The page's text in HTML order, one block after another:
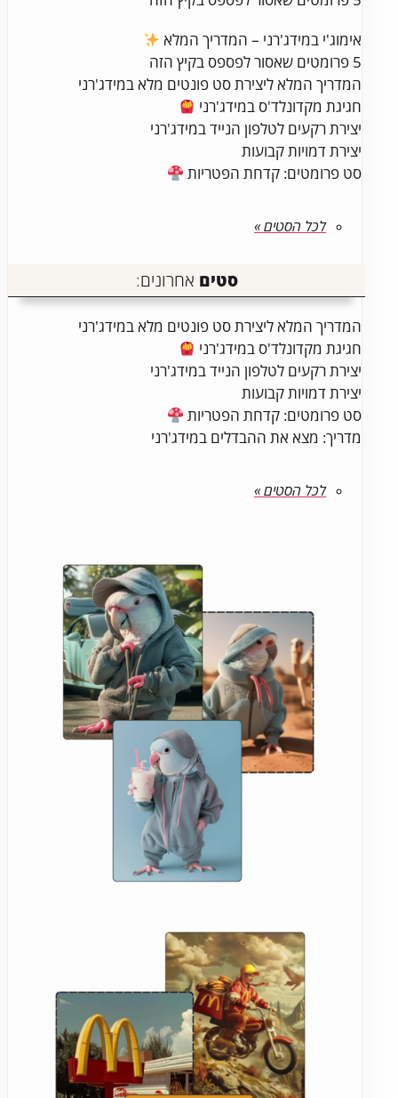
אימוג'י במידג'רני – המדריך המלא
המדריך המלא ליצירת סט פונטים מלא במידג'רני
חגיגת מקדונלד'ס במידג'רני
יצירת רקעים לטלפון הנייד במידג'רני
יצירת דמויות קבועות
סט פרומטים: קדחת הפטריות
לכל הסטים »
סטיםאחרונים:
המדריך המלא ליצירת סט פונטים מלא במידג'רני
חגיגת מקדונלד'ס במידג'רני
יצירת רקעים לטלפון הנייד במידג'רני
יצירת דמויות קבועות
סט פרומטים: קדחת הפטריות
מדריך: מצא את ההבדלים במידג'רני
לכל הסטים »